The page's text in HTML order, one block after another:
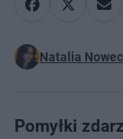
Natalia
Pomyłki